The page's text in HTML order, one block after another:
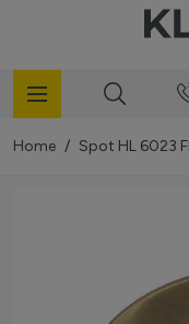
Home / Spot HL 6023